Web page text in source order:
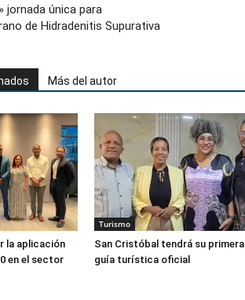
jornada única para
de Hidradenitis Supurativa
Más del autor
la aplicación
en el sector
Turismo
San Cristóbal tendrá su primera
guía turística oficial